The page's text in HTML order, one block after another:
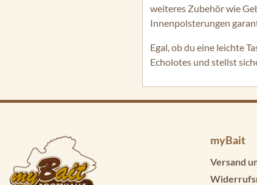
weiteres Zubehör wie
Innenpolsterungen
Egal, ob du eine leichte
Echolotes und stellst
myBait
Versand